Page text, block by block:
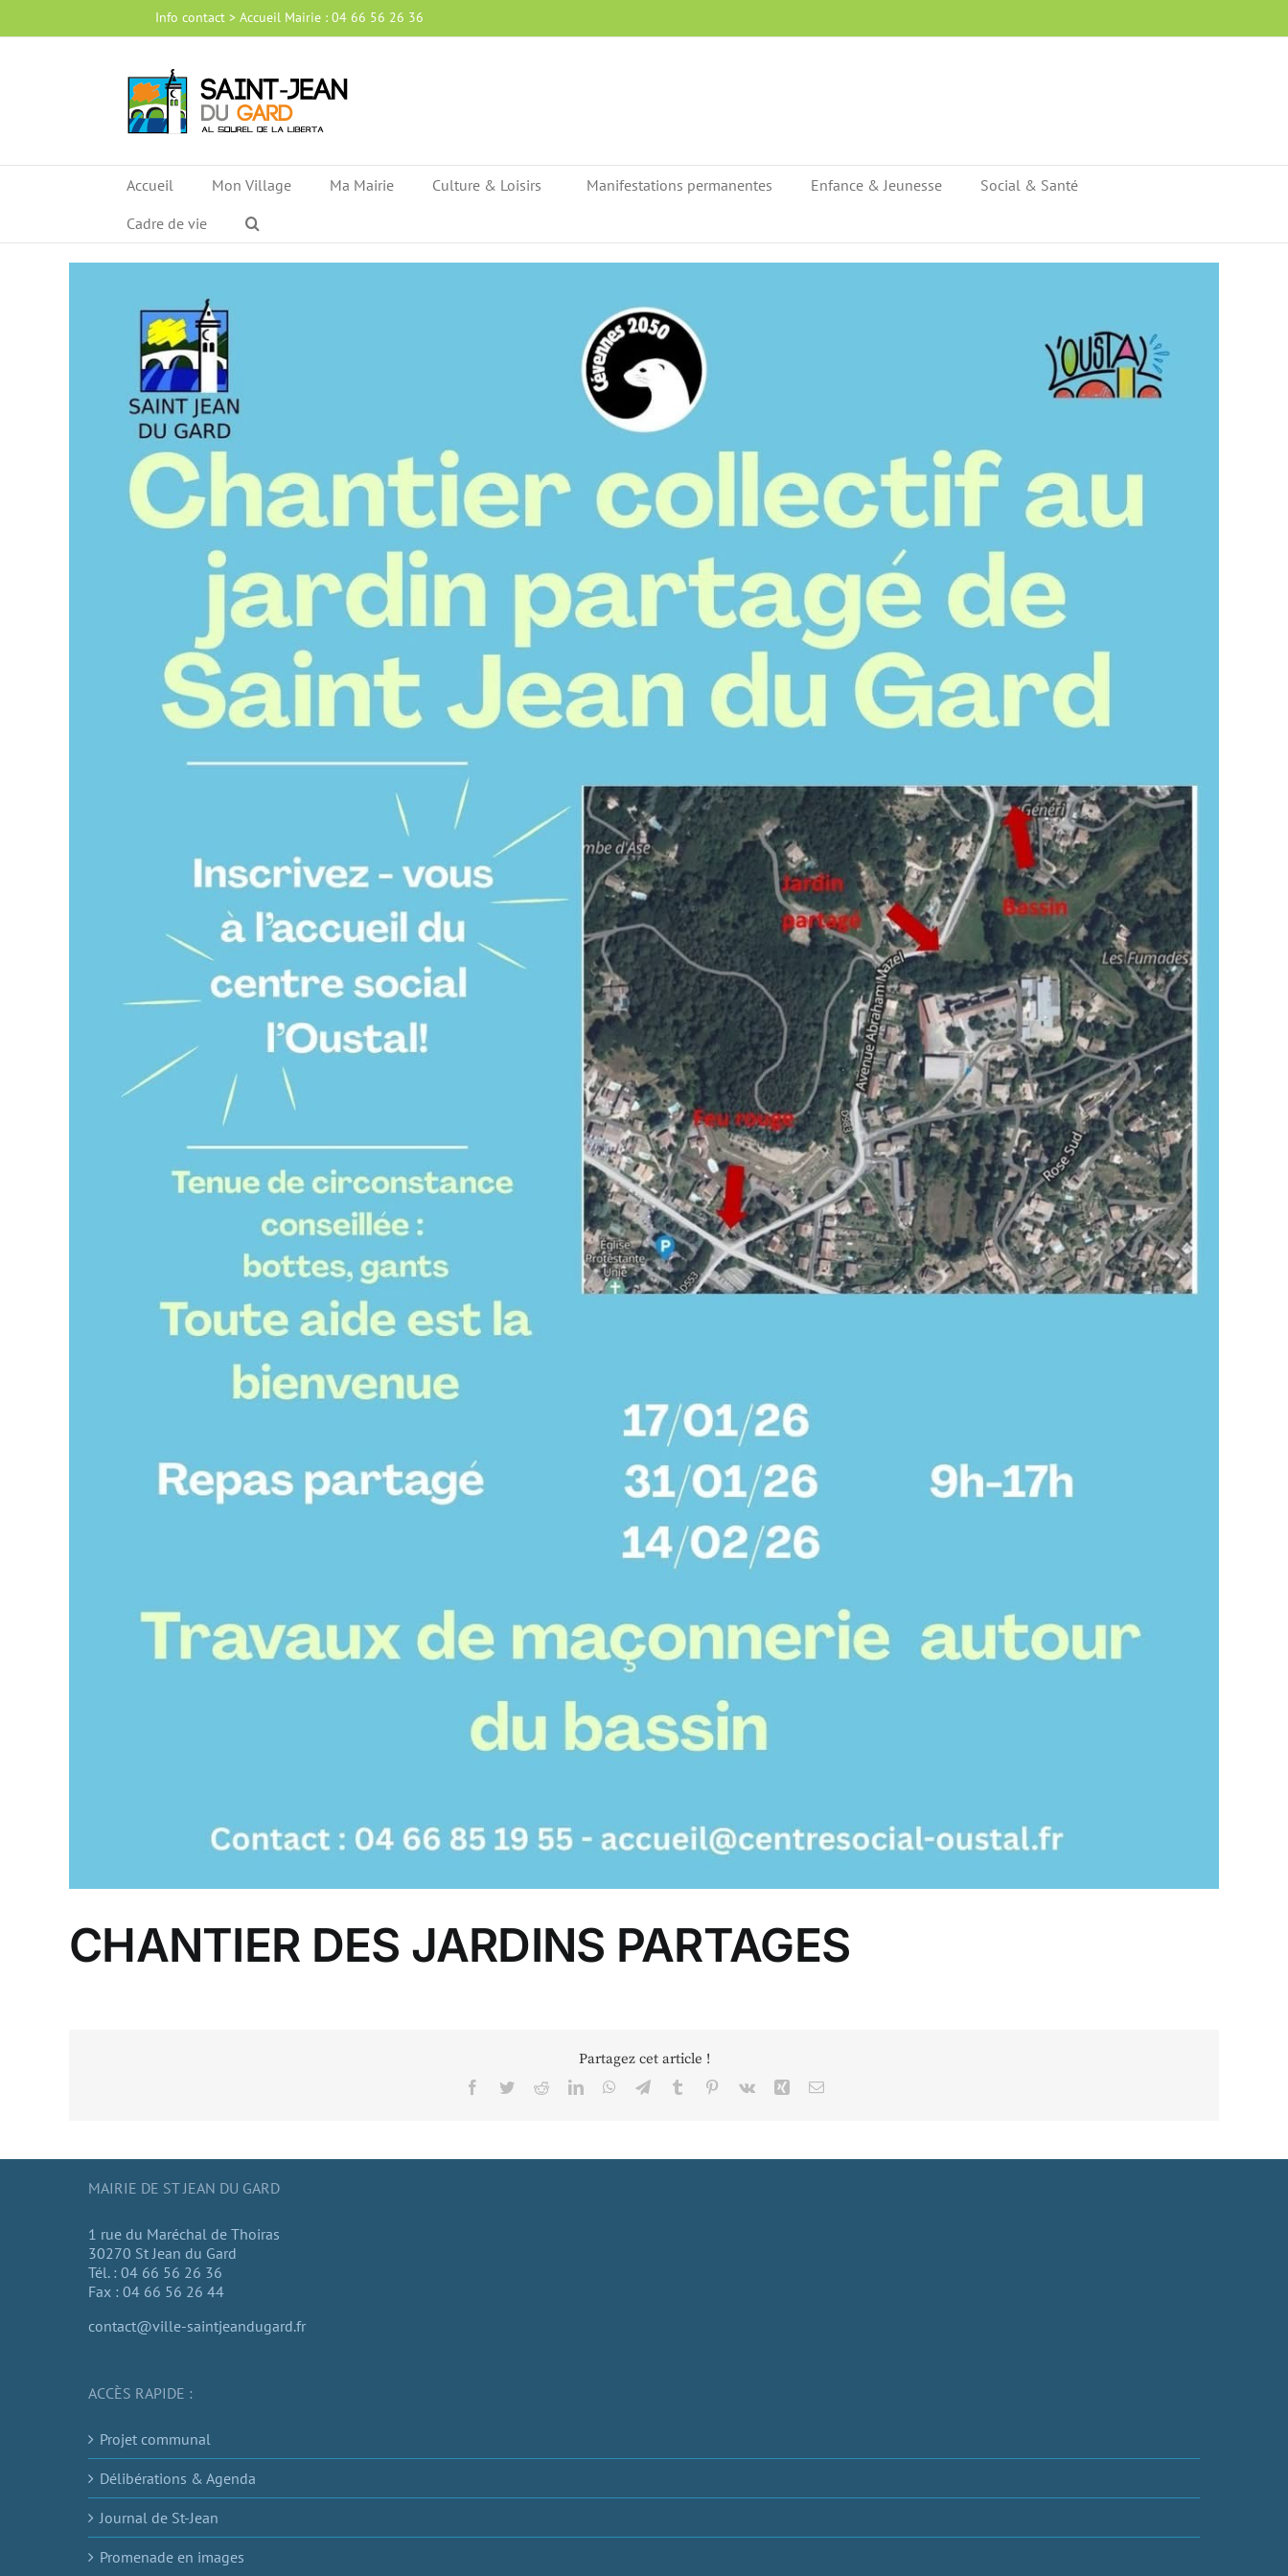
Info contact > Accueil Mairie : 04 66 56 26 36
Accueil Mon Village Ma Mairie Culture & Loisirs Manifestations permanentes Enfance & Jeunesse
Social & Santé
Cadre de vie
CHANTIER DES JARDINS PARTAGES
Partagez cet article !
Facebook
TwitterRedditLinkedInWhatsApp
TelegramTumblr Pinterest
Vk Xing Email
MAIRIE DE ST JEAN DU GARD
1 rue du Maréchal de Thoiras
30270 St Jean du Gard
Tél. : 04 66 56 26 36
Fax : 04 66 56 26 44
contact@ville-saintjeandugard.fr
ACCÈS RAPIDE :
Projet communal
Délibérations & Agenda
Journal de St-Jean
Promenade en images